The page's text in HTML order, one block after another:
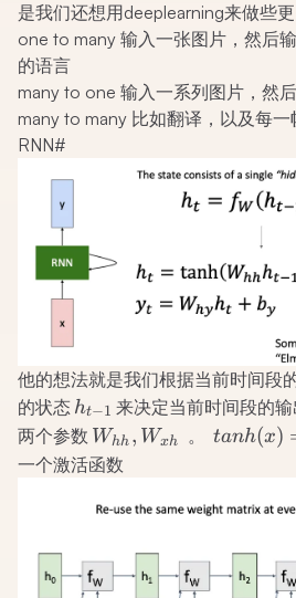
是我们还想用deeplearning来做些
one to many 输入一张图片，然后
的语言
many to one 输入一系列图片，然
many to many 比如翻译，以及每一
RNN#
他的想法就是我们根据当前时间段
的状态 h_{t-
1}
ht−1 来决定当前时间段的输
两个参数 W_{hh},W_{xh}
Whh , Wxh 。 tanh(x)
一个激活函数